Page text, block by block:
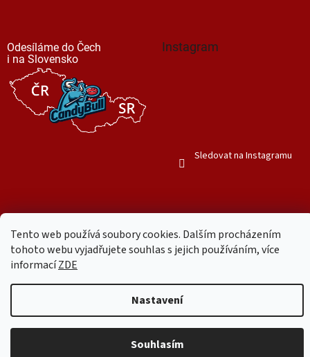
Tento web používá soubory cookies. Dalším procházením
tohoto webu vyjadřujete souhlas s jejich používáním, více
informacíZDE
Nastavení
Souhlasím
Odesíláme do Čech
i na Slovensko
Instagram
Sledovat na Instagramu
Vytvořil Shoptet
nastavení cookies
ověření věku Adulto